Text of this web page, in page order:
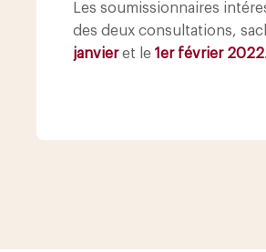
Les soumissionnaires
des deux consultations,
janvieret le 1er février 2022